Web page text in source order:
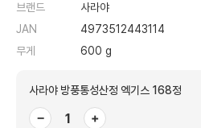
브랜드
사라야
JAN
4973512443114
무게
600 g
사라야 방풍통성산정 엑기스 168정
− +